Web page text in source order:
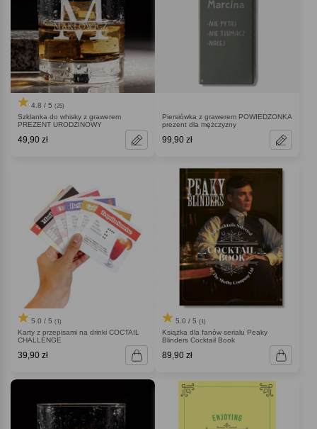
4.8 / 5 (25)
Szklanka do whisky z grawerem
PREZENT URODZINOWY
49,90 zł
Piersiówka z grawerem POWIEDZONKA
prezent dla mężczyzny
99,90 zł
5.0 / 5 (1)
Karty z przepisami na drinki COCTAIL
CHALLENGE
39,90 zł
5.0 / 5 (1)
Książka dla fanów serialu Peaky
Blinders Cocktail Book
89,90 zł